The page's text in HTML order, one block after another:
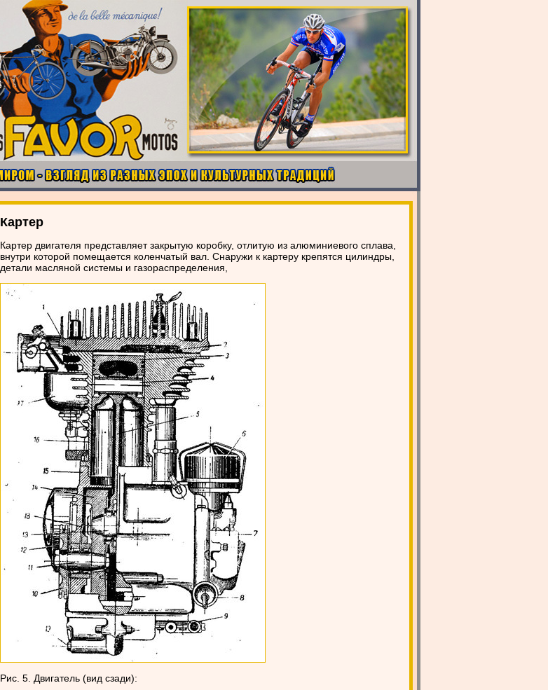
Картер
Картер двигателя представляет закрытую коробку, отлитую из алюминиевого сплава,
внутри которой помещается коленчатый вал. Снаружи к картеру крепятся цилиндры,
детали масляной системы и газораспределения,
Рис. 5. Двигатель (вид сзади):